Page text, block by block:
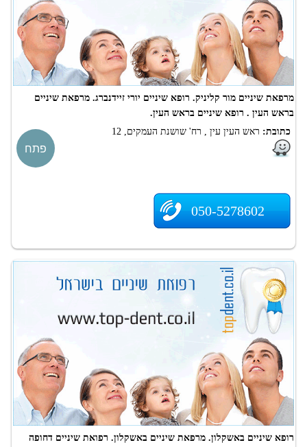
מרפאת שיניים מור קליניק. רופא שיניים יורי זיידנברג. מרפאת שיניים
בראש העין . רופא שיניים בראש העין.
כתובת: ראש העין עין , רח' שושנת העמקים, 12
050-5278602
פתח
רופא שיניים באשקלון. מרפאת שיניים באשקלון. רפואת שיניים דחופה